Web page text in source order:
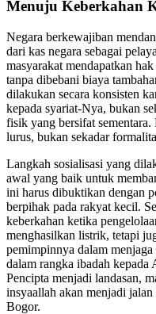
Menuju Keberkahan
Negara berkewajiban
dari kas negara sebagai
masyarakat mendapatkan
tanpa dibebani biaya
dilakukan secara konsisten
kepada syariat-Nya, bukan
fisik yang bersifat
lurus, bukan sekadar
Langkah sosialisasi yang
awal yang baik untuk
ini harus dibuktikan dengan
berpihak pada rakyat kecil.
keberkahan ketika
menghasilkan listrik, tetapi
pemimpinnya dalam
dalam rangka ibadah kepada
Pencipta menjadi landasan,
insyaallah akan menjadi
Bogor.